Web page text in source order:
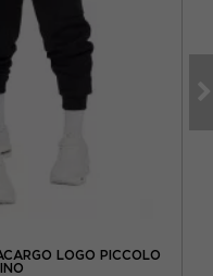
LOGO PICCOLO